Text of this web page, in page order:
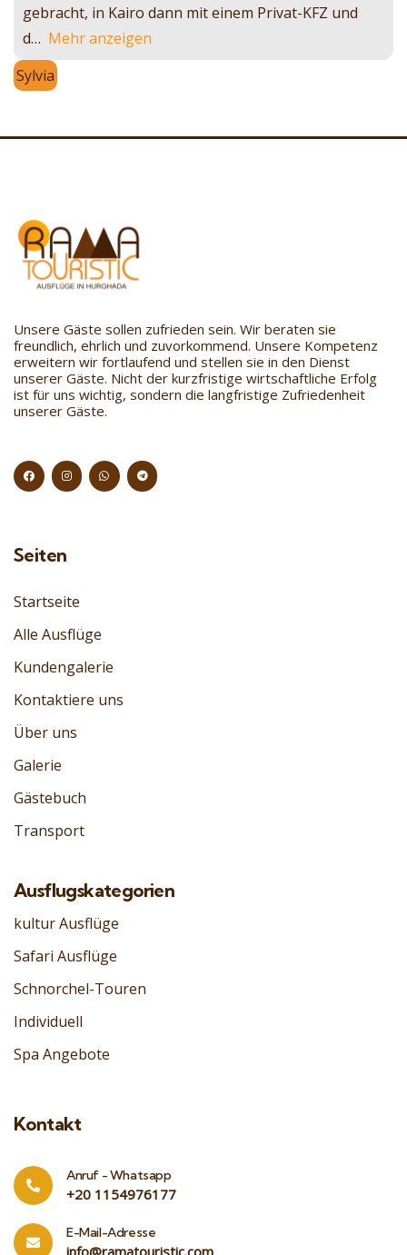
gebracht, in Kairo dann mit einem Privat-KFZ und
d
Mehr anzeigen
Sylvia
Unsere Gäste sollen zufrieden sein. Wir beraten sie
freundlich, ehrlich und zuvorkommend. Unsere Kompetenz
erweitern wir fortlaufend und stellen sie in den Dienst
unserer Gäste. Nicht der kurzfristige wirtschaftliche Erfolg
ist für uns wichtig, sondern die langfristige Zufriedenheit
unserer Gäste.
Seiten
Startseite
Alle Ausflüge
Kundengalerie
Kontaktiere uns
Über uns
Galerie
Gästebuch
Transport
Ausflugskategorien
kultur Ausflüge
Safari Ausflüge
Schnorchel-Touren
Individuell
Spa Angebote
Kontakt
Anruf - Whatsapp
‎+20 1154976177
E-Mail-Adresse